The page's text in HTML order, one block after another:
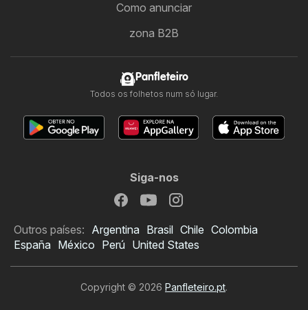
Como anunciar
zona B2B
Panfleteiro
Todos os folhetos num só lugar.
Siga-nos
Outros países: Argentina Brasil Chile Colombia
España México Perú United States
Copyright © 2026 Panfleteiro.pt.